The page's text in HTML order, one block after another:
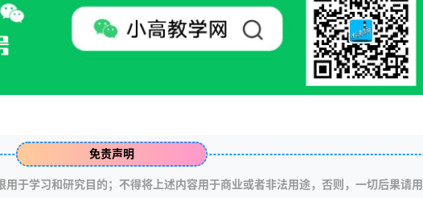
免责声明
于学习和研究目的；不得将上述内容用于商业或者非法用途，否则，一切后果请用